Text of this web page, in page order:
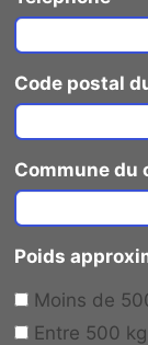
Code postal
Commune du
Poids
Moins de
Entre 500